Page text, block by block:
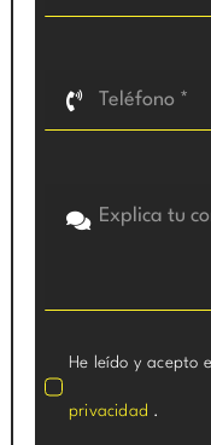
He leído y acepto
privacidad .